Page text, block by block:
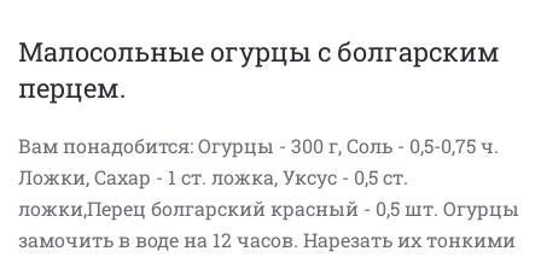
Малосольные огурцы с болгарским
перцем.
Вам понадобится: Огурцы - 300 г, Соль - 0,5-0,75 ч.
Ложки, Сахар - 1 ст. ложка, Уксус - 0,5 ст.
ложки,Перец болгарский красный - 0,5 шт. Огурцы
замочить в воде на 12 часов. Нарезать их тонкими